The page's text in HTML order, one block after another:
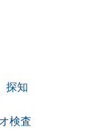
探知
検査